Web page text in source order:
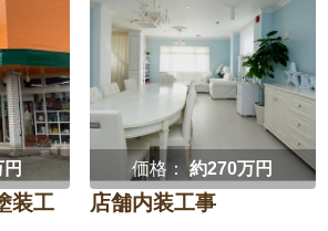
選択を全て解除
決定
装工
価格：約270万円
店舗内装工事